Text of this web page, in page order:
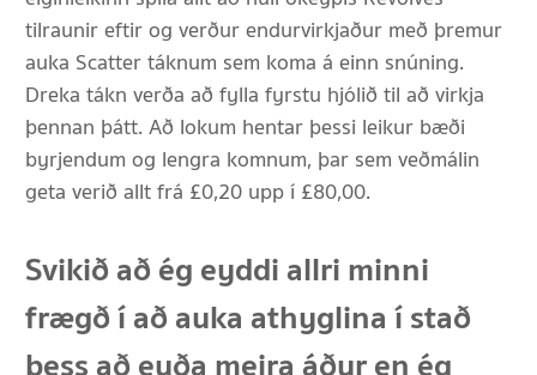
tilraunir eftir og verður endurvirkjaður með þremur
auka Scatter táknum sem koma á einn snúning.
Dreka tákn verða að fylla fyrstu hjólið til að virkja
þennan þátt. Að lokum hentar þessi leikur bæði
byrjendum og lengra komnum, þar sem veðmálin
geta verið allt frá £0,20 upp í £80,00.
Svikið að ég eyddi allri minni
frægð í að auka athyglina í stað